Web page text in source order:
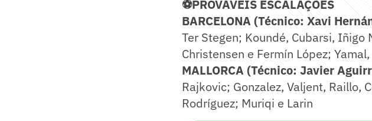
⚽PROVÁVEIS ESCALAÇÕES
BARCELONA (Técnico: Xavi
Ter Stegen; Koundé, Cubarsi, Iñigo
Christensen e Fermín López;
MALLORCA (Técnico: Javier
Rajkovic; Gonzalez, Valjent, Raillo,
Rodríguez; Muriqi e Larin